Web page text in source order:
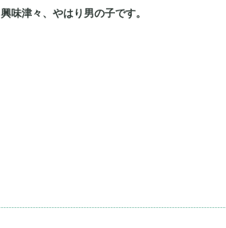
味津々、やはり男の子です。